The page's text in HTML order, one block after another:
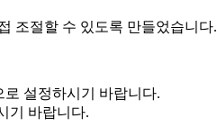
조절할 수 있도록 만들었습니다.
로 설정하시기 바랍니다.
기 바랍니다.